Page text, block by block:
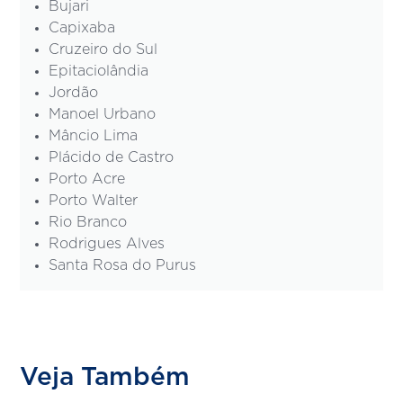
Bujari
Capixaba
Cruzeiro do Sul
Epitaciolândia
Jordão
Manoel Urbano
Mâncio Lima
Plácido de Castro
Porto Acre
Porto Walter
Rio Branco
Rodrigues Alves
Santa Rosa do Purus
Veja Também